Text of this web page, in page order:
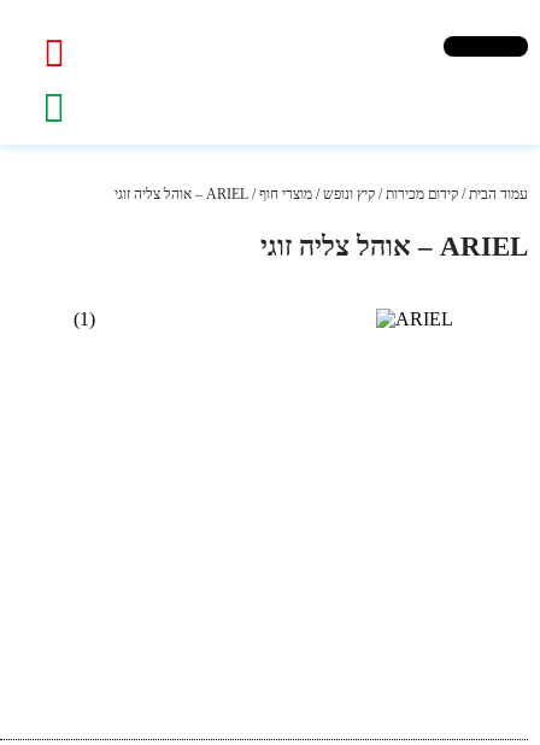
עמוד הבית/ קידום מכירות/ קיץ ונופש/ מוצרי חוף/ ARIEL – אוהל צליה זוגי
ARIEL – אוהל צליה זוגי